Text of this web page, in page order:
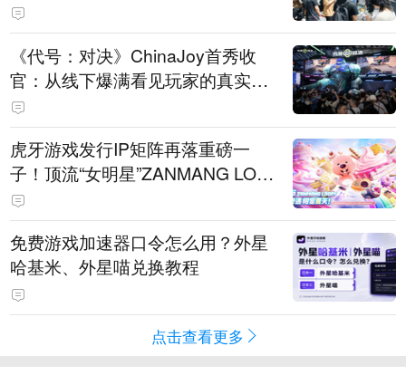
《代号：对决》ChinaJoy首秀收
官：从线下爆满看见玩家的真实期
待
虎牙游戏发行IP矩阵再落重磅一
子！顶流“女明星”ZANMANG LOO
PY 正版3D消除手游《消消奇遇》
惊喜曝光
免费游戏加速器口令怎么用？外星
哈基米、外星喵兑换教程
点击查看更多